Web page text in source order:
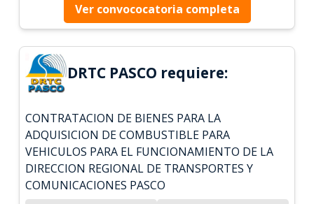
Ver convococatoria completa
DRTC PASCO requiere:
CONTRATACION DE BIENES PARA LA
ADQUISICION DE COMBUSTIBLE PARA
VEHICULOS PARA EL FUNCIONAMIENTO DE LA
DIRECCION REGIONAL DE TRANSPORTES Y
COMUNICACIONES PASCO